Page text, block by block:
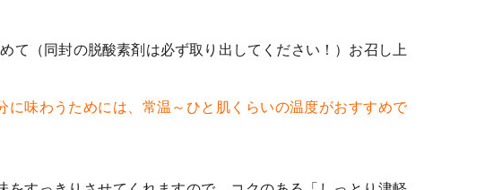
て（同封の脱酸素剤は必ず取り出してください！）お召し上
味わうためには、常温～ひと肌くらいの温度がおすすめで